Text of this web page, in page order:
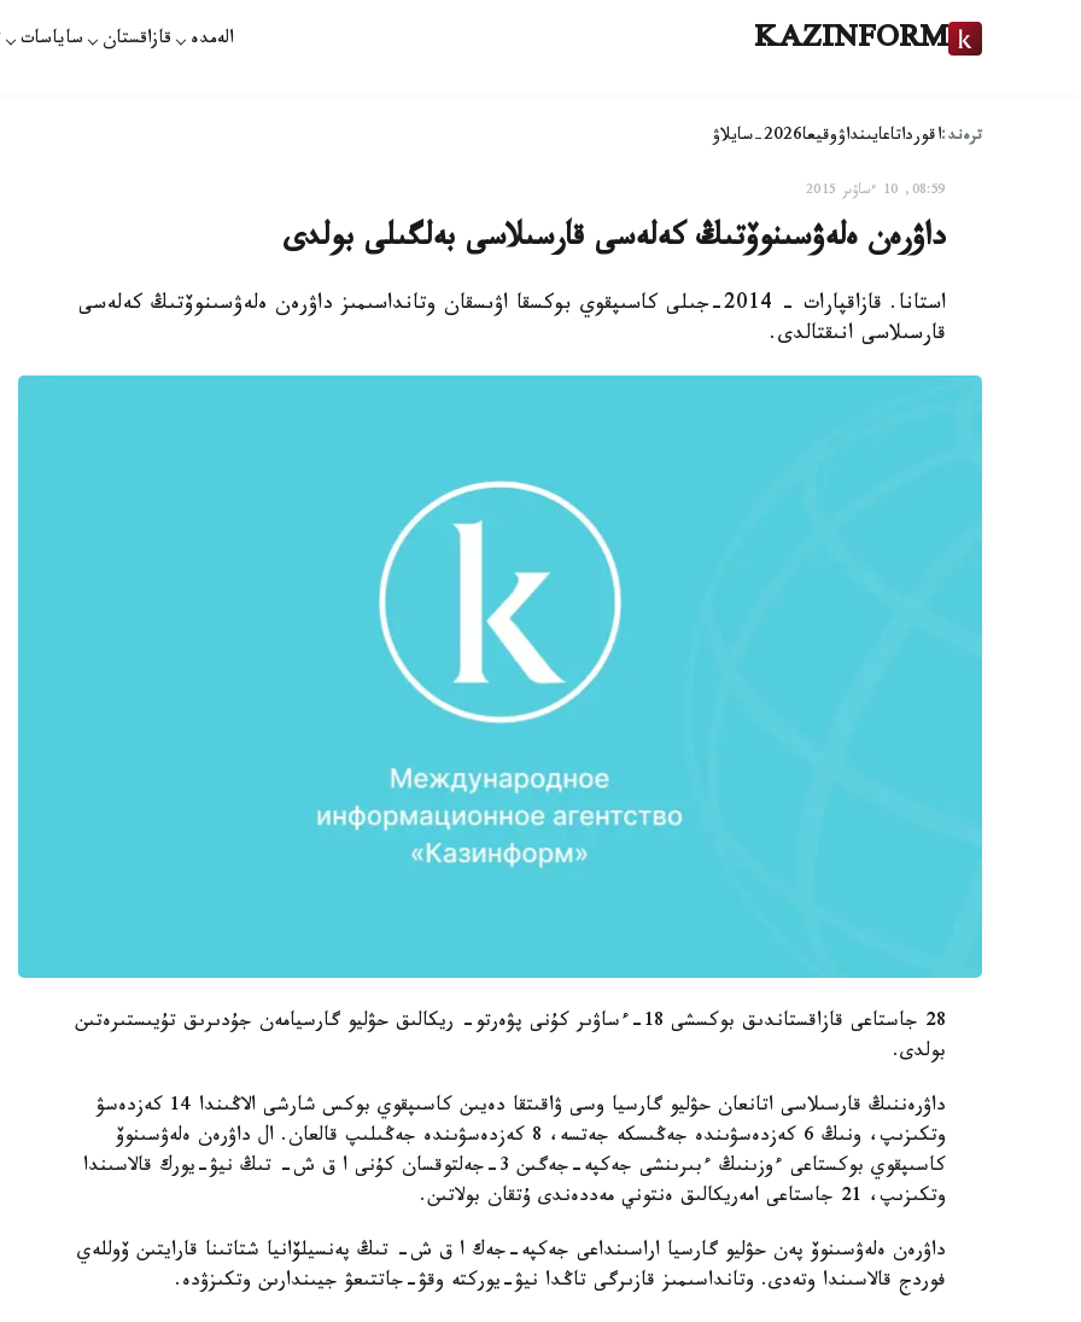
KAZINFORM الەمدە قازاقستان ساياسات
ترەند:اقورداتاعايىنداۋوقيعا2026-سايلاۋ
08:59, 10 ءساۋىر 2015
داۋرەن ەلەۋسىنوۆتىڭ كەلەسى قارسىلاسى بەلگىلى بولدى
استانا. قازاقپارات - 2014-جىلى كاسىپقوي بوكسقا اۋىسقان وتانداسىمىز داۋرەن ەلەۋسىنوۆتىڭ كەلەسى
قارسىلاسى انىقتالدى.
28 جاستاعى قازاقستاندىق بوكسشى 18-ءساۋىر كۇنى پۋەرتو- ريكالىق حۋليو گارسيامەن جۇدىرىق تۇيىستىرەتىن
بولدى.
داۋرەننىڭ قارسىلاسى اتانعان حۋليو گارسيا وسى ۋاقىتقا دەيىن كاسىپقوي بوكس شارشى الاڭىندا 14 كەزدەسۋ
وتكىزىپ، ونىڭ 6 كەزدەسۋىندە جەڭىسكە جەتسە، 8 كەزدەسۋىندە جەڭىلىپ قالعان. ال داۋرەن ەلەۋسىنوۆ
كاسىپقوي بوكستاعى ءوزىنىڭ ءبىرىنشى جەكپە-جەگىن 3-جەلتوقسان كۇنى ا ق ش- تىڭ نيۋ-يورك قالاسىندا
وتكىزىپ، 21 جاستاعى امەريكالىق ەنتوني مەددەندى ۇتقان بولاتىن.
داۋرەن ەلەۋسىنوۆ پەن حۋليو گارسيا اراسىنداعى جەكپە-جەك ا ق ش- تىڭ پەنسيلۆانيا شتاتىنا قارايتىن ۆوللەي
فوردج قالاسىندا وتەدى. وتانداسىمىز قازىرگى تاڭدا نيۋ-يوركتە وقۋ-جاتتىعۋ جيىندارىن وتكىزۋدە.